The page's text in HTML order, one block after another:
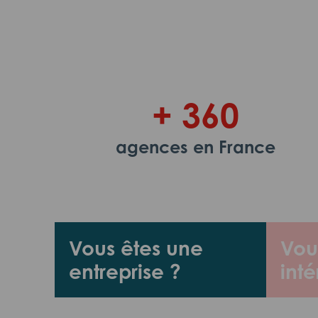
Vous êtes une
entreprise ?
+ 360
agences en France